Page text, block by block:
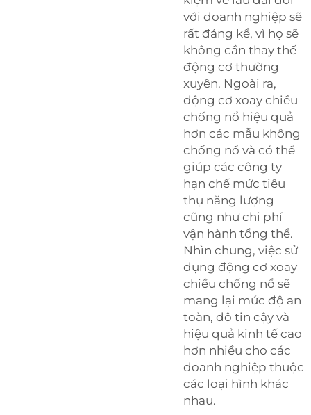
với doanh nghiệp sẽ
rất đáng kể, vì họ sẽ
không cần thay thế
động cơ thường
xuyên. Ngoài ra,
động cơ xoay chiều
chống nổ hiệu quả
hơn các mẫu không
chống nổ và có thể
giúp các công ty
hạn chế mức tiêu
thụ năng lượng
cũng như chi phí
vận hành tổng thể.
Nhìn chung, việc sử
dụng động cơ xoay
chiều chống nổ sẽ
mang lại mức độ an
toàn, độ tin cậy và
hiệu quả kinh tế cao
hơn nhiều cho các
doanh nghiệp thuộc
các loại hình khác
nhau.